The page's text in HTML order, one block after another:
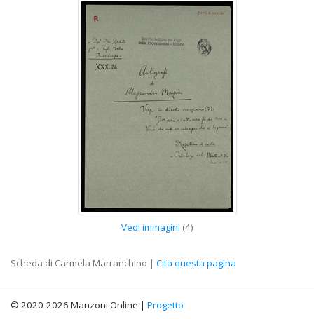
Vedi immagini (4)
Scheda di Carmela Marranchino | Cita questa pagina
© 2020-2026 Manzoni Online | Progetto